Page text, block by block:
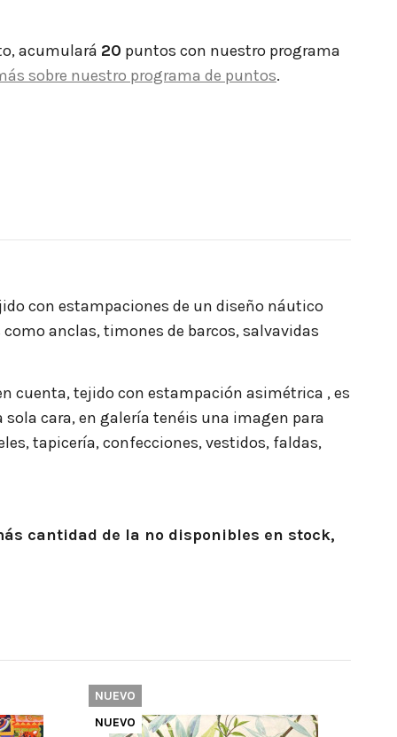
acumulará 20 puntos con nuestro programa
sobre nuestro programa de puntos.
con estampaciones de un diseño náutico
anclas, timones de barcos, salvavidas
cuenta, tejido con estampación asimétrica , es
sola cara, en galería tenéis una imagen para
tapicería, confecciones, vestidos, faldas,
cantidad de la no disponibles en stock,
NUEVO
NUEVO